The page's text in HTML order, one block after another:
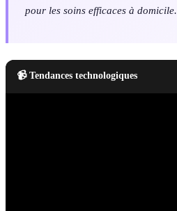
pour les soins efficaces à domicile.
📹 Tendances technologiques